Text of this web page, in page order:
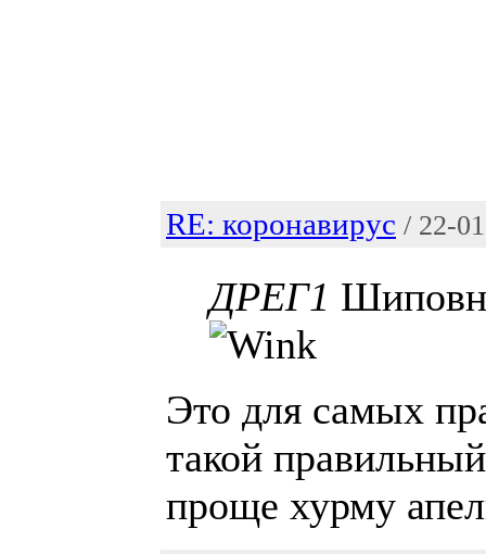
RE: коронавирус / 22-
ДРЕГ1
Это для самых
такой
проще хурму